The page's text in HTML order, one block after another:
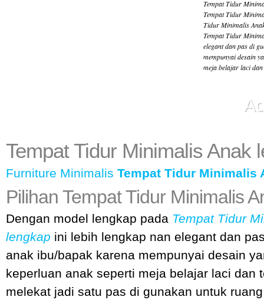
Tempat Tidur
Tempat Tidur
Tidur Minimalis
Tempat Tidur
elegant dan pas di
mempunyai desain
meja belajar laci
Tempat Tidur Minimalis Anak
Furniture Minimalis Tempat Tidur Minimalis
Pilihan Tempat Tidur Minimalis
Dengan model lengkap pada Tempat Tidur
lengkap ini lebih lengkap nan elegant dan
anak ibu/bapak karena mempunyai desain
keperluan anak seperti meja belajar laci dan
melekat jadi satu pas di gunakan untuk